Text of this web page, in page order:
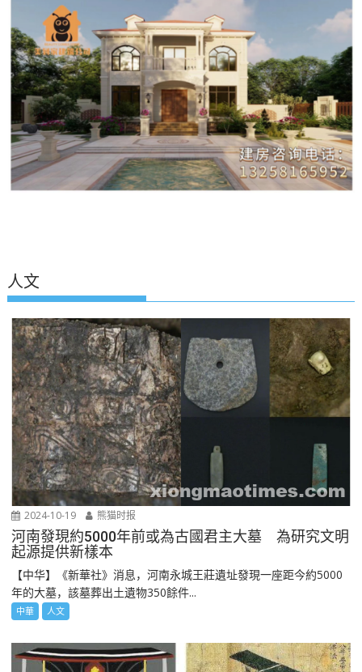
人文
2024-10-19 熊猫时报
河南發現約5000年前或為古國君主大墓 為研究文明
起源提供新樣本
【中华】《新華社》消息，河南永城王莊遺址發現一座距今約5000
年的大墓，該墓葬出土遺物350餘件...
中華 人文